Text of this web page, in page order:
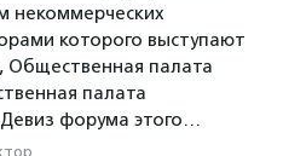
некоммерческих
которого выступают
Общественная палата
палата
форума этого…